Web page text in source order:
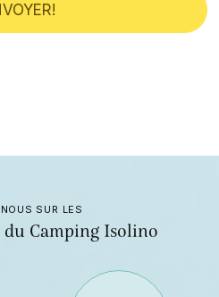
SUR LES
Camping Isolino